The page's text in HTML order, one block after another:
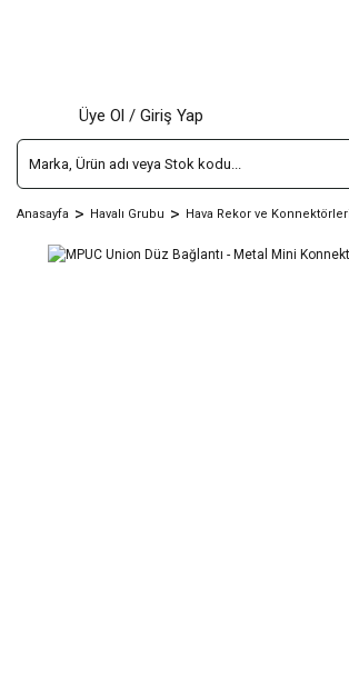
Üye Ol / Giriş Yap
Anasayfa Havalı Grubu Hava Rekor ve Konnektörleri